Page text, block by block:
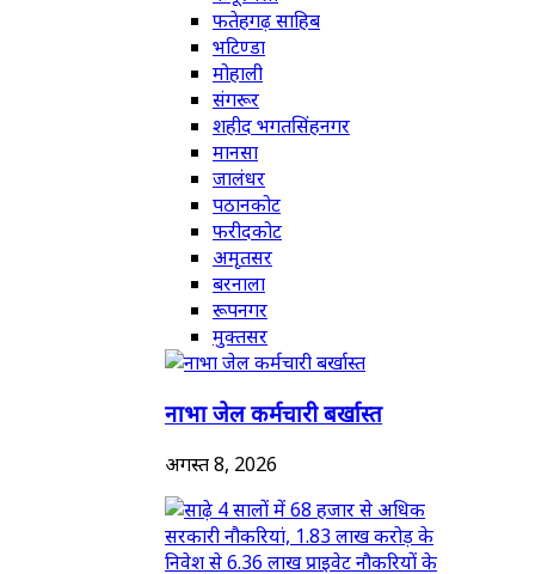
फतेहगढ़ साहिब
भटिण्डा
मोहाली
संगरूर
शहीद भगतसिंहनगर
मानसा
जालंधर
पठानकोट
फरीदकोट
अमृतसर
बरनाला
रूपनगर
मुक्तसर
नाभा जेल कर्मचारी बर्खास्त
अगस्त 8, 2026